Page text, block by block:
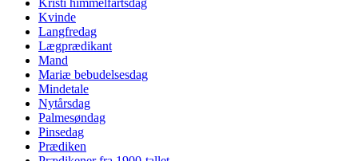
Kristi himmelfartsdag
Kvinde
Langfredag
Lægprædikant
Mand
Mariæ bebudelsesdag
Mindetale
Nytårsdag
Palmesøndag
Pinsedag
Prædiken